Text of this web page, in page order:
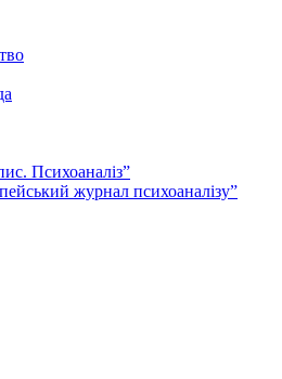
Психоаналіз”
журнал психоаналізу”